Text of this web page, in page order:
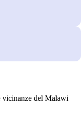
vicinanze del Malawi